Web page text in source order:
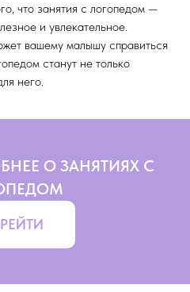
что занятия с логопедом —
и увлекательное.
вашему малышу справиться
станут не только
него.
О ЗАНЯТИЯХ С